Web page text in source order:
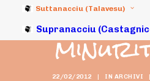
Suttanacciu (Talavesu)
Supranacciu
22/02/2012 | IN ARCHIVI |